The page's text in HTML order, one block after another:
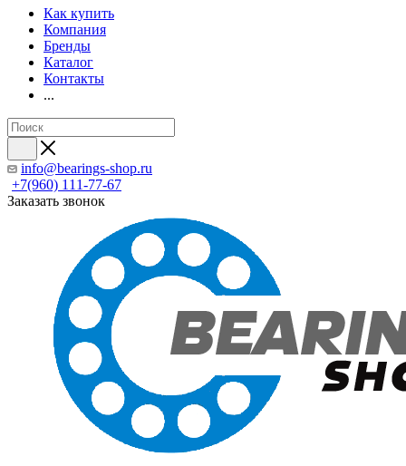
Как купить
Компания
Бренды
Каталог
Контакты
...
info@bearings-shop.ru
+7(960) 111-77-67
Заказать звонок